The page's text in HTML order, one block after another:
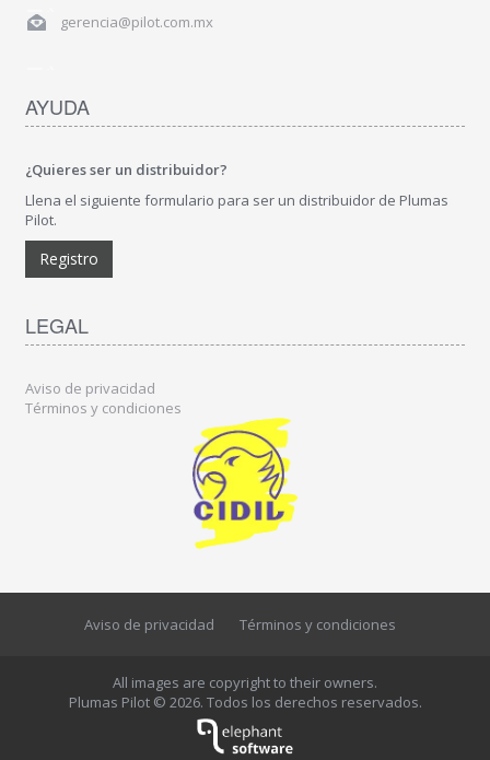
gerencia@pilot.com.mx
AYUDA
¿Quieres ser un distribuidor?
Llena el siguiente formulario para ser un distribuidor de Plumas
Pilot.
Registro
LEGAL
Aviso de privacidad
Términos y condiciones
Aviso de privacidad Términos y condiciones
All images are copyright to their owners.
Plumas Pilot © 2026. Todos los derechos reservados.